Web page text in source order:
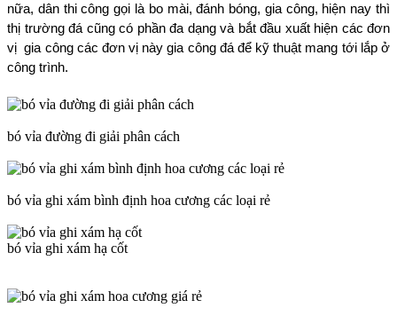
nữa, dân thi công gọi là bo mài, đánh bóng, gia công, hiện nay thì
thị trường đá cũng có phần đa dạng và bắt đầu xuất hiện các đơn
vị  gia công các đơn vị này gia công đá để kỹ thuật mang tới lắp ở
công trình.
bó vỉa đường đi giải phân cách
bó vỉa ghi xám bình định hoa cương các loại rẻ
bó vỉa ghi xám hạ cốt